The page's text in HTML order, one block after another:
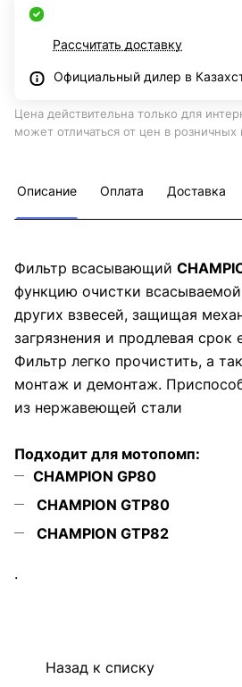
Рассчитать доставку
Официальный дилер в
Цена действительна только для
может отличаться от цен в розничных
Описание Оплата Доставка
Фильтр всасывающий
функцию очистки
других взвесей, защищая
загрязнения и продлевая срок
Фильтр легко прочистить, а
монтаж и демонтаж.
из нержавеющей стали
Подходит для мотопомп:
CHAMPION GP80
CHAMPION GTP80
CHAMPION GTP82
.
Назад к списку